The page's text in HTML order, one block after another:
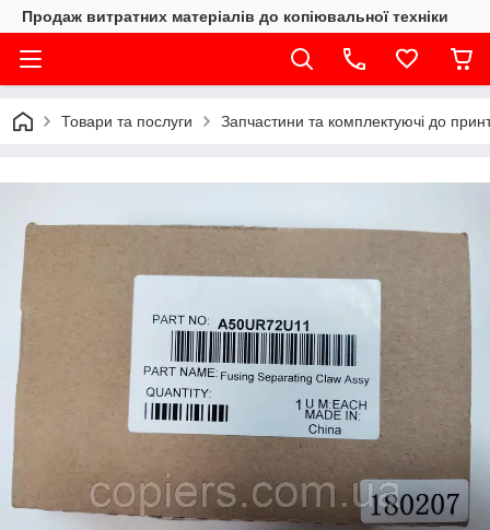
Продаж витратних матеріалів до копіювальної техніки
Товари та послуги Запчастини та комплектуючі до